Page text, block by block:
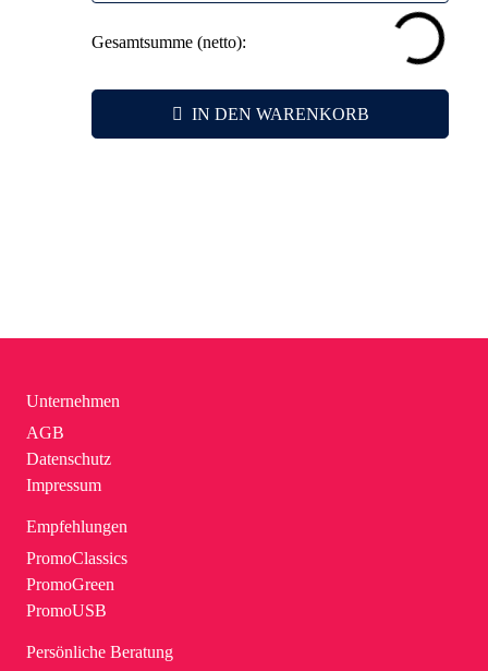
Gesamtsumme (netto):
IN DEN WARENKORB
Unternehmen
AGB
Datenschutz
Impressum
Empfehlungen
PromoClassics
PromoGreen
PromoUSB
Persönliche Beratung